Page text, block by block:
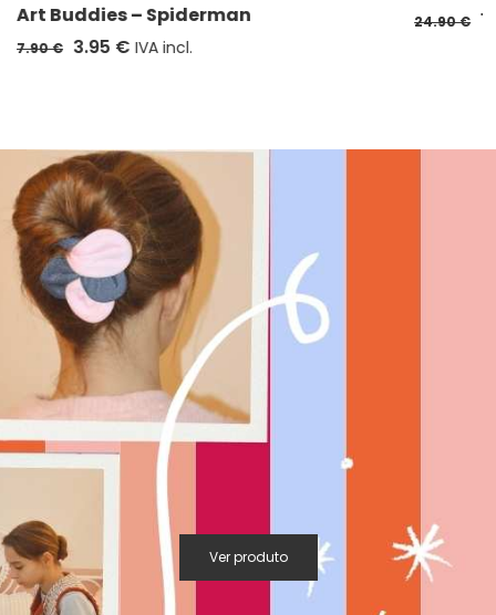
Art Buddies – Spiderman
7.90 € 3.95 € IVA incl.
24.90 €
Ver produto